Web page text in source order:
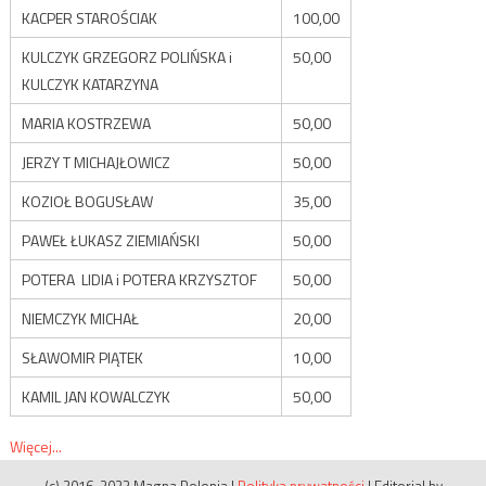
KACPER STAROŚCIAK
100,00
KULCZYK GRZEGORZ POLIŃSKA i
KULCZYK KATARZYNA
50,00
MARIA KOSTRZEWA
50,00
JERZY T MICHAJŁOWICZ
50,00
KOZIOŁ BOGUSŁAW
35,00
PAWEŁ ŁUKASZ ZIEMIAŃSKI
50,00
POTERA LIDIA i POTERA KRZYSZTOF
50,00
NIEMCZYK MICHAŁ
20,00
SŁAWOMIR PIĄTEK
10,00
KAMIL JAN KOWALCZYK
50,00
Więcej...